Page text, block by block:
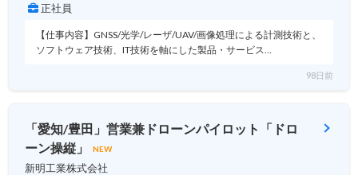
正社員
【仕事内容】GNSS/光学/レーザ/UAV/画像処理による計測技術と、
ソフトウェア技術、IT技術を軸にした製品・サービス…
98日前
「愛知/豊田」営業兼ドローンパイロット「ドロ
ーン操縦」
NEW
新明工業株式会社